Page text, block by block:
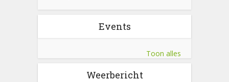
Events
Toon alles
Weerbericht